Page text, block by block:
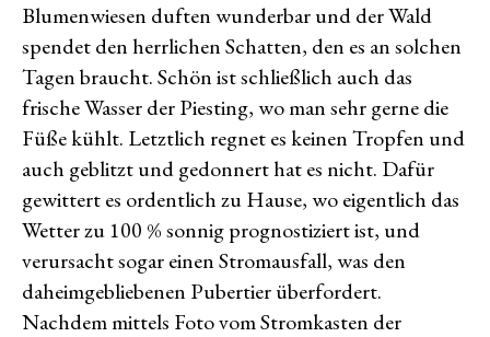
Blumenwiesen duften wunderbar und der Wald
spendet den herrlichen Schatten, den es an solchen
Tagen braucht. Schön ist schließlich auch das
frische Wasser der Piesting, wo man sehr gerne die
Füße kühlt. Letztlich regnet es keinen Tropfen und
auch geblitzt und gedonnert hat es nicht. Dafür
gewittert es ordentlich zu Hause, wo eigentlich das
Wetter zu 100 % sonnig prognostiziert ist, und
verursacht sogar einen Stromausfall, was den
daheimgebliebenen Pubertier überfordert.
Nachdem mittels Foto vom Stromkasten der